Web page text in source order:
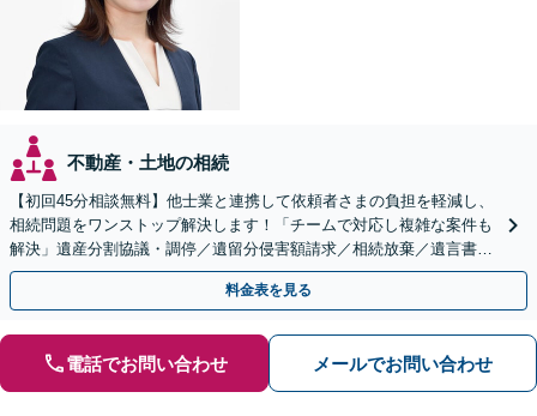
不動産・土地の相続
【初回45分相談無料】他士業と連携して依頼者さまの負担を軽減し、
相続問題をワンストップ解決します！「チームで対応し複雑な案件も
解決」遺産分割協議・調停／遺留分侵害額請求／相続放棄／遺言書作
成
料金表を見る
電話でお問い合わせ メールでお問い合わせ